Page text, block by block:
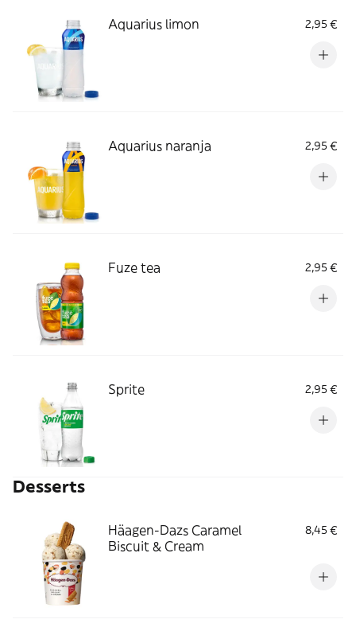
Aquarius limon 2,95 €
Aquarius naranja 2,95 €
Fuze tea 2,95 €
Sprite 2,95 €
Desserts
Häagen-Dazs Caramel
Biscuit & Cream
8,45 €